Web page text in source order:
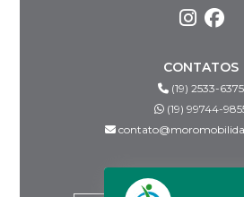
CONTATOS
(19) 2533-6375
(19) 99744-